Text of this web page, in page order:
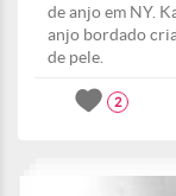
de anjo em NY.
anjo bordado
de pele.
2